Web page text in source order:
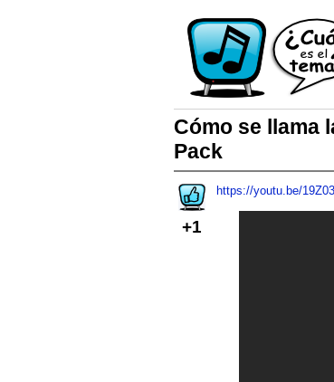
Cómo se llama
Pack
+1
https://youtu.be/